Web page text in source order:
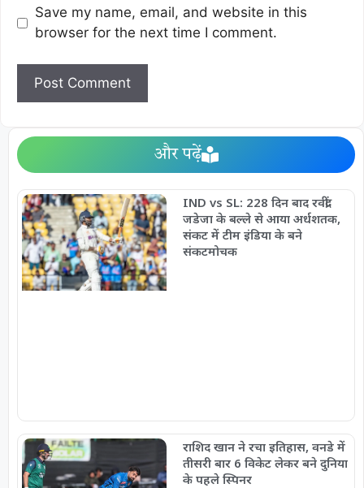
Save my name, email, and website in this
browser for the next time I comment.
और पढ़ें
IND vs SL: 228 दिन बाद रवींद्र
जडेजा के बल्ले से आया अर्धशतक,
संकट में टीम इंडिया के बने
संकटमोचक
राशिद खान ने रचा इतिहास, वनडे में
तीसरी बार 6 विकेट लेकर बने दुनिया
के पहले स्पिनर